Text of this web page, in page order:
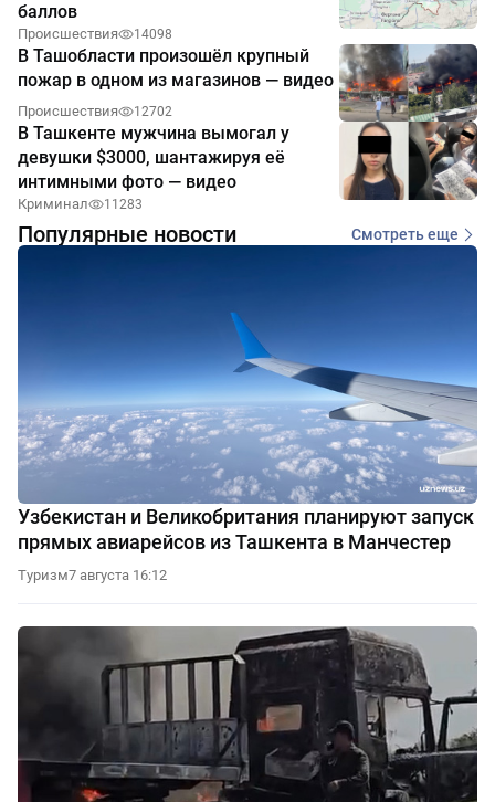
баллов
Происшествия 14098
В Ташобласти произошёл крупный
пожар в одном из магазинов — видео
Происшествия 12702
В Ташкенте мужчина вымогал у
девушки $3000, шантажируя её
интимными фото — видео
Криминал 11283
Популярные новости Смотреть еще
Узбекистан и Великобритания планируют запуск
прямых авиарейсов из Ташкента в Манчестер
Туризм7 августа 16:12